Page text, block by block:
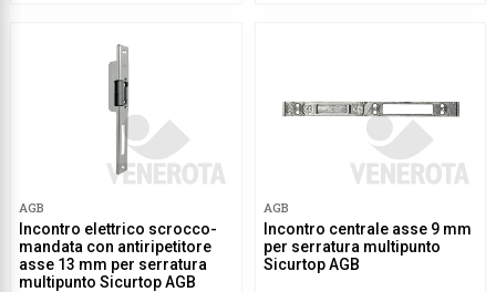
AGB
Incontro elettrico scrocco-
mandata con antiripetitore
asse 13 mm per serratura
multipunto Sicurtop AGB
AGB
Incontro centrale asse 9 mm
per serratura multipunto
Sicurtop AGB